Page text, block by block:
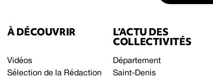
À DÉCOUVRIR
Vidéos
Sélection de la Rédaction
L’ACTU DES
COLLECTIVITÉS
Département
Saint-Denis